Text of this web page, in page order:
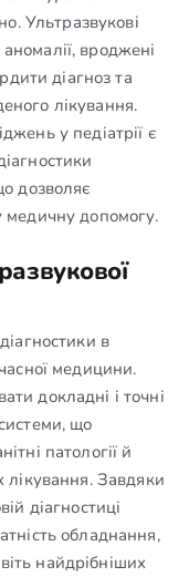
Ультразвукові
вроджені
діагноз та
лікування.
у педіатрії є
дозволяє
медичну допомогу.
в
медицини.
докладні і точні
що
патології й
лікування. Завдяки
діагностиці
обладнання,
найдрібніших